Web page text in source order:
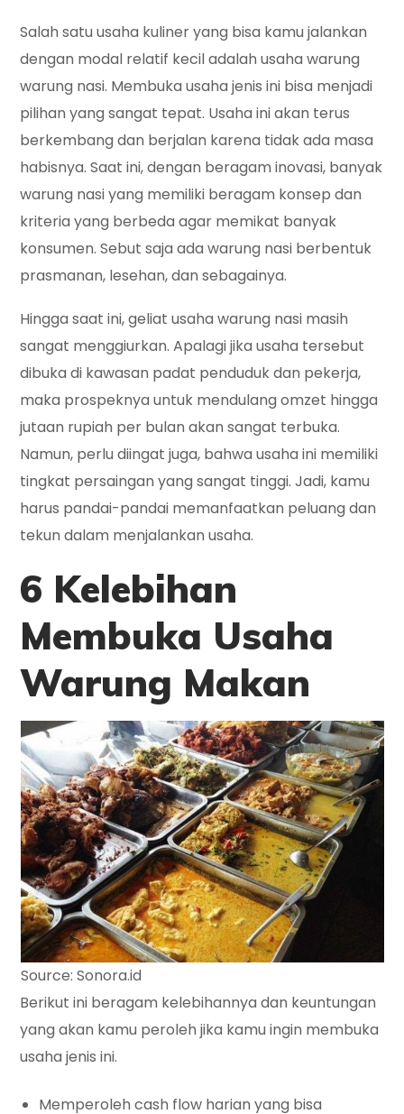
Salah satu usaha kuliner yang bisa kamu jalankan
dengan modal relatif kecil adalah usaha warung
warung nasi. Membuka usaha jenis ini bisa menjadi
pilihan yang sangat tepat. Usaha ini akan terus
berkembang dan berjalan karena tidak ada masa
habisnya. Saat ini, dengan beragam inovasi, banyak
warung nasi yang memiliki beragam konsep dan
kriteria yang berbeda agar memikat banyak
konsumen. Sebut saja ada warung nasi berbentuk
prasmanan, lesehan, dan sebagainya.
Hingga saat ini, geliat usaha warung nasi masih
sangat menggiurkan. Apalagi jika usaha tersebut
dibuka di kawasan padat penduduk dan pekerja,
maka prospeknya untuk mendulang omzet hingga
jutaan rupiah per bulan akan sangat terbuka.
Namun, perlu diingat juga, bahwa usaha ini memiliki
tingkat persaingan yang sangat tinggi. Jadi, kamu
harus pandai-pandai memanfaatkan peluang dan
tekun dalam menjalankan usaha.
6 Kelebihan
Membuka Usaha
Warung Makan
Source: Sonora.id
Berikut ini beragam kelebihannya dan keuntungan
yang akan kamu peroleh jika kamu ingin membuka
usaha jenis ini.
Memperoleh cash flow harian yang bisa